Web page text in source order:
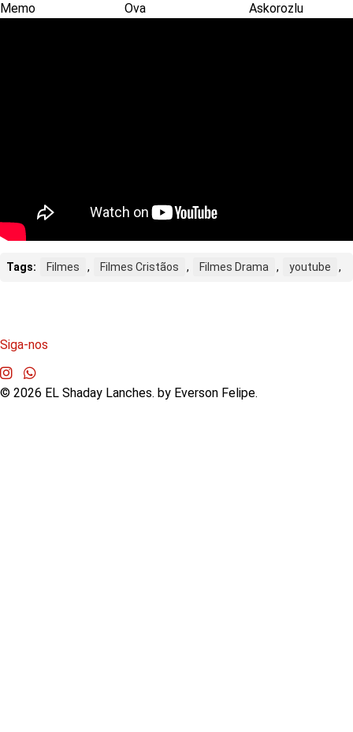
Memo
Ova
Askorozlu
Tags: Filmes , Filmes Cristãos , Filmes Drama , youtube ,
Siga-nos
© 2026 EL Shaday Lanches. by Everson Felipe.